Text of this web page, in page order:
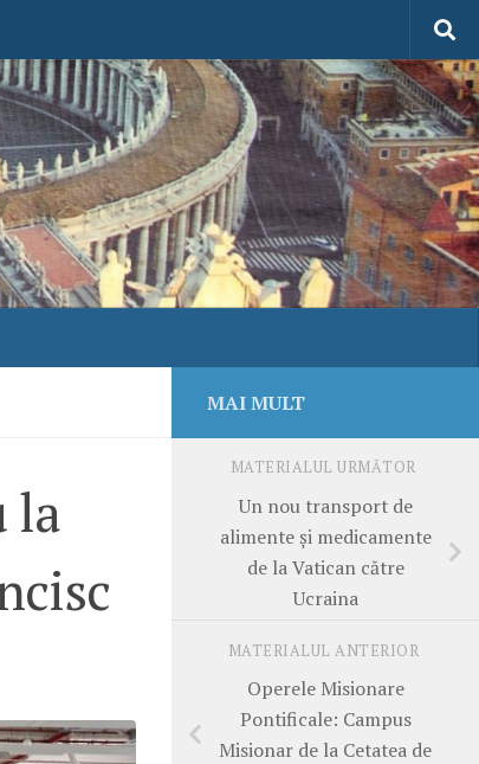
la
MAI MULT
MATERIALUL URMĂTOR
Un nou transport de
alimente și medicamente
de la Vatican către
Ucraina
MATERIALUL ANTERIOR
Operele Misionare
Pontificale: Campus
Misionar de la Cetatea de